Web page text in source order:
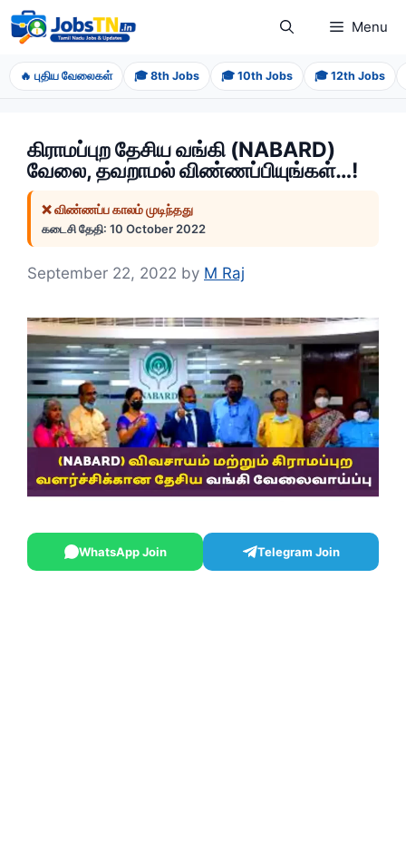
Skip
to
content
Menu
🔥 புதிய வேலைகள் 🎓 8th Jobs 🎓 10th Jobs 🎓 12th Jobs
கிராமப்புற தேசிய வங்கி (NABARD)
வேலை, தவறாமல் விண்ணப்பியுங்கள்…!
❌ விண்ணப்ப காலம் முடிந்தது
கடைசி தேதி: 10 October 2022
September 22, 2022 by M Raj
WhatsApp Join Telegram Join